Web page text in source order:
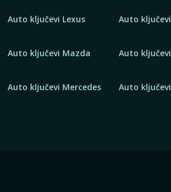
Auto ključevi Lexus
Auto ključevi Mazda
Auto ključevi Mercedes
Auto
Auto
Auto